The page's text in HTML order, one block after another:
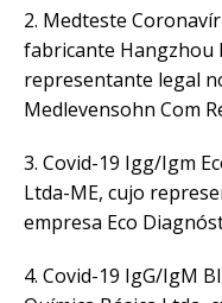
2. Medteste
fabricante Hangzhou
representante legal
Medlevensohn Com
3. Covid-19 Igg/Igm
Ltda-ME, cujo
empresa Eco
4. Covid-19 IgG/IgM